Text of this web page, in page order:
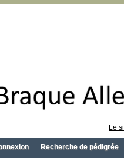
Le
Recherche de pédigrée